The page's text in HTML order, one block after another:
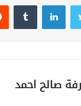
لينكدإن
صالح احمد